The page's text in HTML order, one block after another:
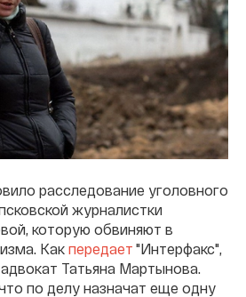
расследование уголовного
журналистки
которую обвиняют в
Как передает "Интерфакс",
Татьяна Мартынова.
по делу назначат еще одну